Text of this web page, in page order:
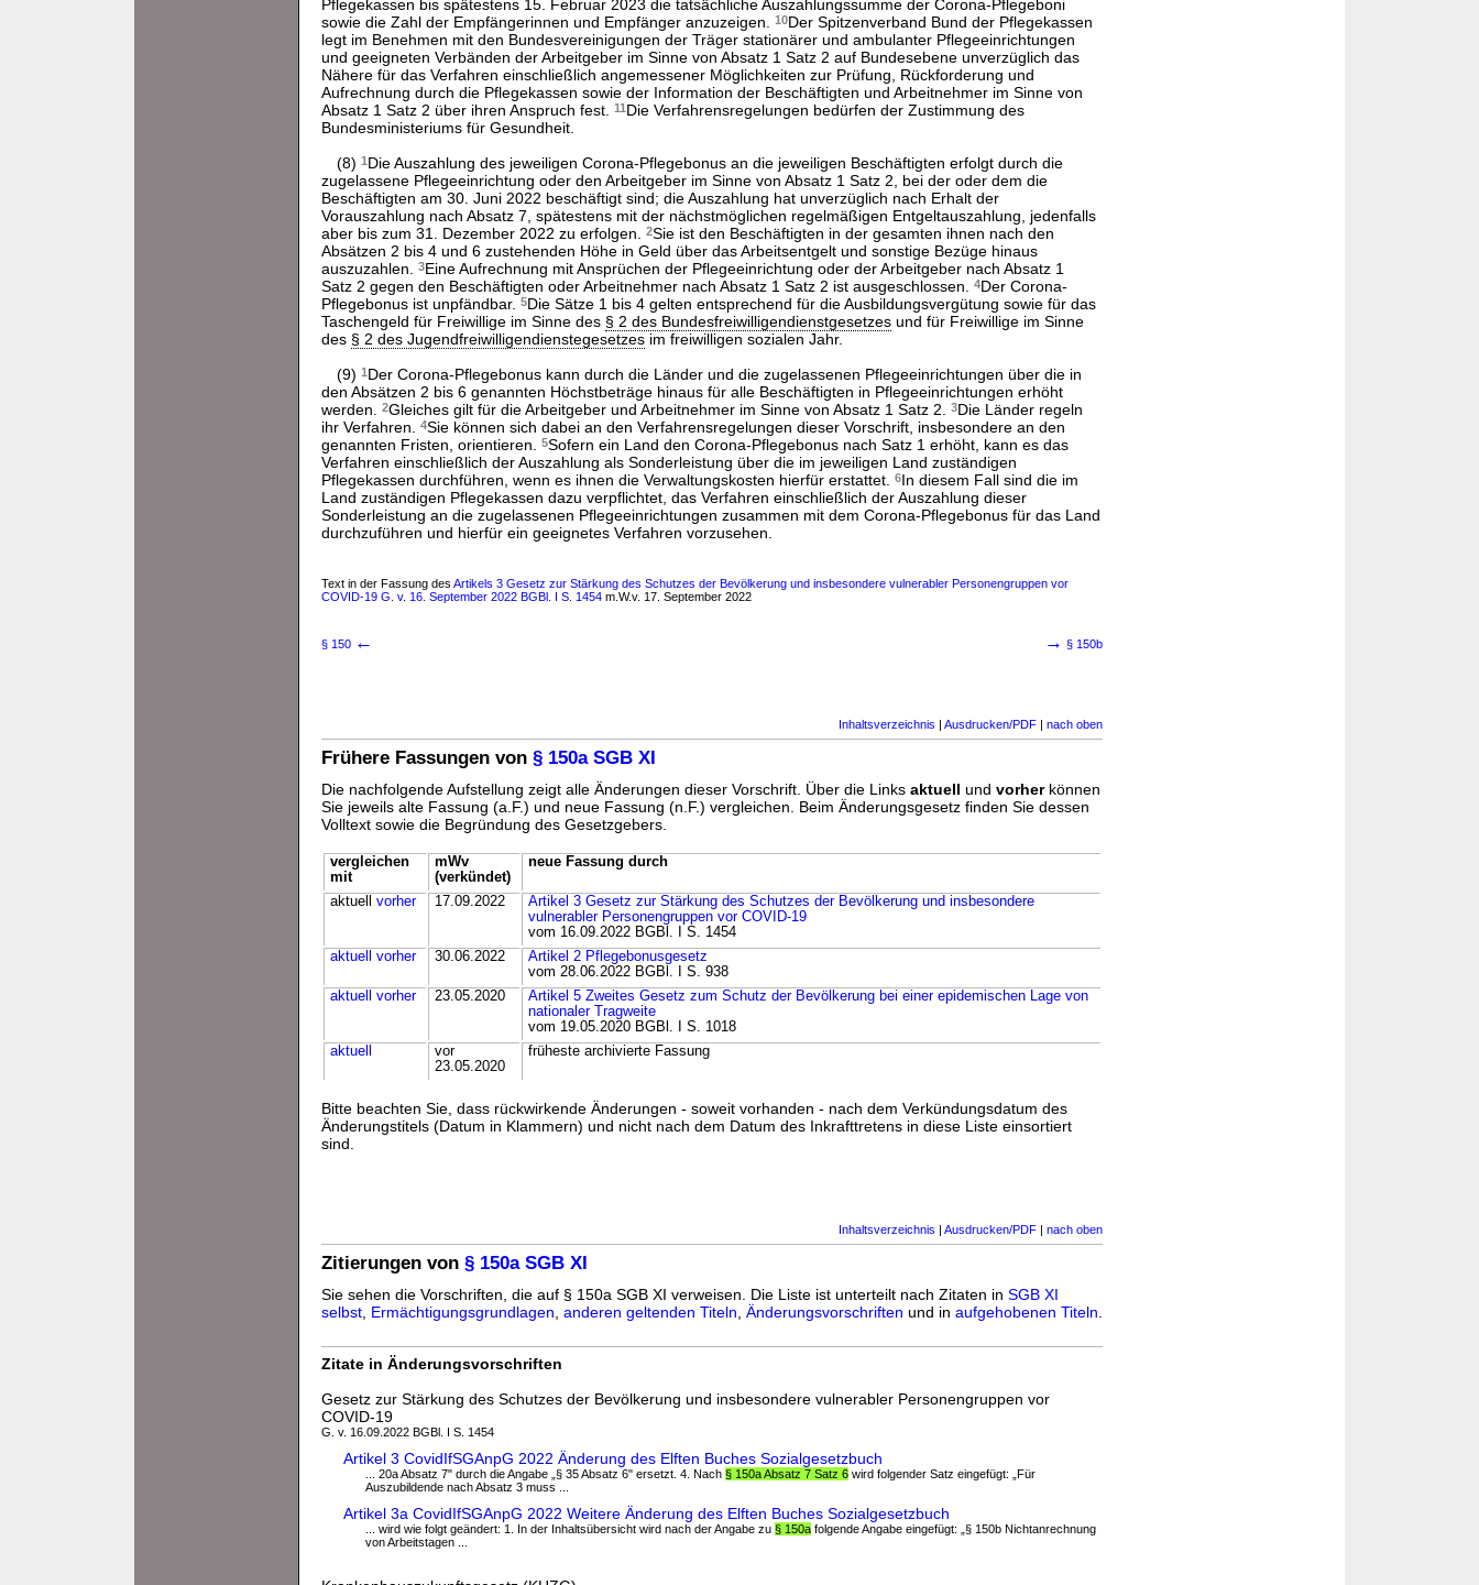
Pflegekassen bis spätestens 15. Februar 2023 die tatsächliche Auszahlungssumme der Corona-Pflegeboni
sowie die Zahl der Empfängerinnen und Empfänger anzuzeigen.
10Der Spitzenverband Bund der Pflegekassen
legt im Benehmen mit den Bundesvereinigungen der Träger stationärer und ambulanter Pflegeeinrichtungen
und geeigneten Verbänden der Arbeitgeber im Sinne von Absatz 1 Satz 2 auf Bundesebene unverzüglich das
Nähere für das Verfahren einschließlich angemessener Möglichkeiten zur Prüfung, Rückforderung und
Aufrechnung durch die Pflegekassen sowie der Information der Beschäftigten und Arbeitnehmer im Sinne von
Absatz 1 Satz 2 über ihren Anspruch fest.
11Die Verfahrensregelungen bedürfen der Zustimmung des
Bundesministeriums für Gesundheit.
(8) 1Die Auszahlung des jeweiligen Corona-Pflegebonus an die jeweiligen Beschäftigten erfolgt durch die
zugelassene Pflegeeinrichtung oder den Arbeitgeber im Sinne von Absatz 1 Satz 2, bei der oder dem die
Beschäftigten am 30. Juni 2022 beschäftigt sind; die Auszahlung hat unverzüglich nach Erhalt der
Vorauszahlung nach Absatz 7, spätestens mit der nächstmöglichen regelmäßigen Entgeltauszahlung, jedenfalls
aber bis zum 31. Dezember 2022 zu erfolgen.
2Sie ist den Beschäftigten in der gesamten ihnen nach den
Absätzen 2 bis 4 und 6 zustehenden Höhe in Geld über das Arbeitsentgelt und sonstige Bezüge hinaus
auszuzahlen.
3Eine Aufrechnung mit Ansprüchen der Pflegeeinrichtung oder der Arbeitgeber nach Absatz 1
Satz 2 gegen den Beschäftigten oder Arbeitnehmer nach Absatz 1 Satz 2 ist ausgeschlossen.
4Der Corona-
Pflegebonus ist unpfändbar. 5Die Sätze 1 bis 4 gelten entsprechend für die Ausbildungsvergütung sowie für das
Taschengeld für Freiwillige im Sinne des § 2 des Bundesfreiwilligendienstgesetzes und für Freiwillige im Sinne
des § 2 des Jugendfreiwilligendienstegesetzes im freiwilligen sozialen Jahr.
(9) 1Der Corona-Pflegebonus kann durch die Länder und die zugelassenen Pflegeeinrichtungen über die in
den Absätzen 2 bis 6 genannten Höchstbeträge hinaus für alle Beschäftigten in Pflegeeinrichtungen erhöht
werden.
2Gleiches gilt für die Arbeitgeber und Arbeitnehmer im Sinne von Absatz 1 Satz 2. 3Die Länder regeln
ihr Verfahren.
4Sie können sich dabei an den Verfahrensregelungen dieser Vorschrift, insbesondere an den
genannten Fristen, orientieren.
5Sofern ein Land den Corona-Pflegebonus nach Satz 1 erhöht, kann es das
Verfahren einschließlich der Auszahlung als Sonderleistung über die im jeweiligen Land zuständigen
Pflegekassen durchführen, wenn es ihnen die Verwaltungskosten hierfür erstattet.
6In diesem Fall sind die im
Land zuständigen Pflegekassen dazu verpflichtet, das Verfahren einschließlich der Auszahlung dieser
Sonderleistung an die zugelassenen Pflegeeinrichtungen zusammen mit dem Corona-Pflegebonus für das Land
durchzuführen und hierfür ein geeignetes Verfahren vorzusehen.
Text in der Fassung des Artikels 3 Gesetz zur Stärkung des Schutzes der Bevölkerung und insbesondere vulnerabler Personengruppen vor
COVID-19 G. v. 16. September 2022 BGBl. I S. 1454 m.W.v. 17. September 2022
§ 150 ← → § 150b
Inhaltsverzeichnis | Ausdrucken/PDF | nach oben
Frühere Fassungen von § 150a SGB XI
Die nachfolgende Aufstellung zeigt alle Änderungen dieser Vorschrift. Über die Links aktuell und vorherkönnen
Sie jeweils alte Fassung (a.F.) und neue Fassung (n.F.) vergleichen. Beim Änderungsgesetz finden Sie dessen
Volltext sowie die Begründung des Gesetzgebers.
vergleichen
mit
mWv
(verkündet)
neue Fassung durch
aktuell vorher 17.09.2022
Artikel 3 Gesetz zur Stärkung des Schutzes der Bevölkerung und insbesondere
vulnerabler Personengruppen vor COVID-19
vom 16.09.2022 BGBl. I S. 1454
aktuell
vorher 30.06.2022
Artikel 2 Pflegebonusgesetz
vom 28.06.2022 BGBl. I S. 938
aktuell
vorher 23.05.2020
Artikel 5 Zweites Gesetz zum Schutz der Bevölkerung bei einer epidemischen Lage von
nationaler Tragweite
vom 19.05.2020 BGBl. I S. 1018
aktuell
vor
23.05.2020
früheste archivierte Fassung
Bitte beachten Sie, dass rückwirkende Änderungen - soweit vorhanden - nach dem Verkündungsdatum des
Änderungstitels (Datum in Klammern) und nicht nach dem Datum des Inkrafttretens in diese Liste einsortiert
sind.
Inhaltsverzeichnis | Ausdrucken/PDF | nach oben
Zitierungen von § 150a SGB XI
Sie sehen die Vorschriften, die auf § 150a SGB XI verweisen. Die Liste ist unterteilt nach Zitaten in SGB XI
selbst Ermächtigungsgrundlagen anderen geltenden Titeln Änderungsvorschriften und in aufgehobenen Titeln
Zitate in Änderungsvorschriften
Gesetz zur Stärkung des Schutzes der Bevölkerung und insbesondere vulnerabler Personengruppen vor
COVID-19
G. v. 16.09.2022 BGBl. I S. 1454
Artikel 3 CovidIfSGAnpG 2022 Änderung des Elften Buches Sozialgesetzbuch
... 20a Absatz 7" durch die Angabe „§ 35 Absatz 6" ersetzt. 4. Nach § 150a Absatz 7 Satz 6 wird folgender Satz eingefügt: „Für
Auszubildende nach Absatz 3 muss ...
Artikel 3a CovidIfSGAnpG 2022 Weitere Änderung des Elften Buches Sozialgesetzbuch
... wird wie folgt geändert: 1. In der Inhaltsübersicht wird nach der Angabe zu § 150a folgende Angabe eingefügt: „§ 150b Nichtanrechnung
von Arbeitstagen ...